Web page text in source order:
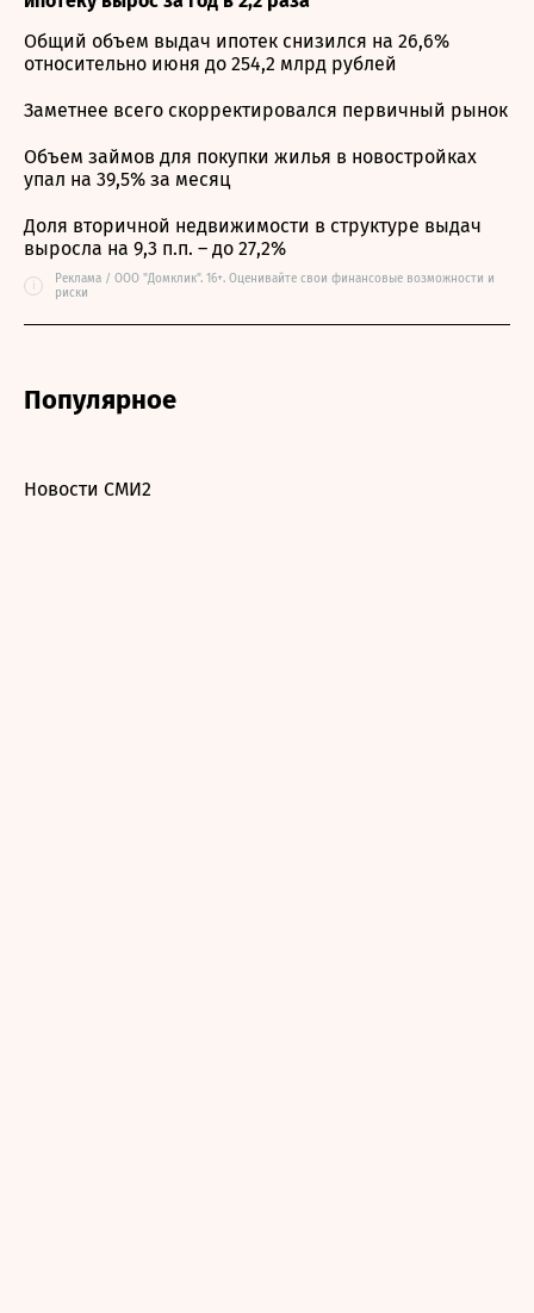
Общий объем выдач ипотек снизился на 26,6%
относительно июня до 254,2 млрд рублей
Заметнее всего скорректировался первичный рынок
Объем займов для покупки жилья в новостройках
упал на 39,5% за месяц
Доля вторичной недвижимости в структуре выдач
выросла на 9,3 п.п. – до 27,2%
i
Реклама / ООО "Домклик". 16+. Оценивайте свои финансовые возможности и
риски
Популярное
Новости СМИ2